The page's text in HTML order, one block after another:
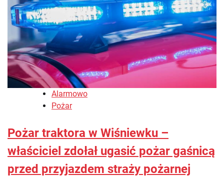
Alarmowo
Pożar
Pożar traktora w Wiśniewku –
właściciel zdołał ugasić pożar gaśnicą
przed przyjazdem straży pożarnej